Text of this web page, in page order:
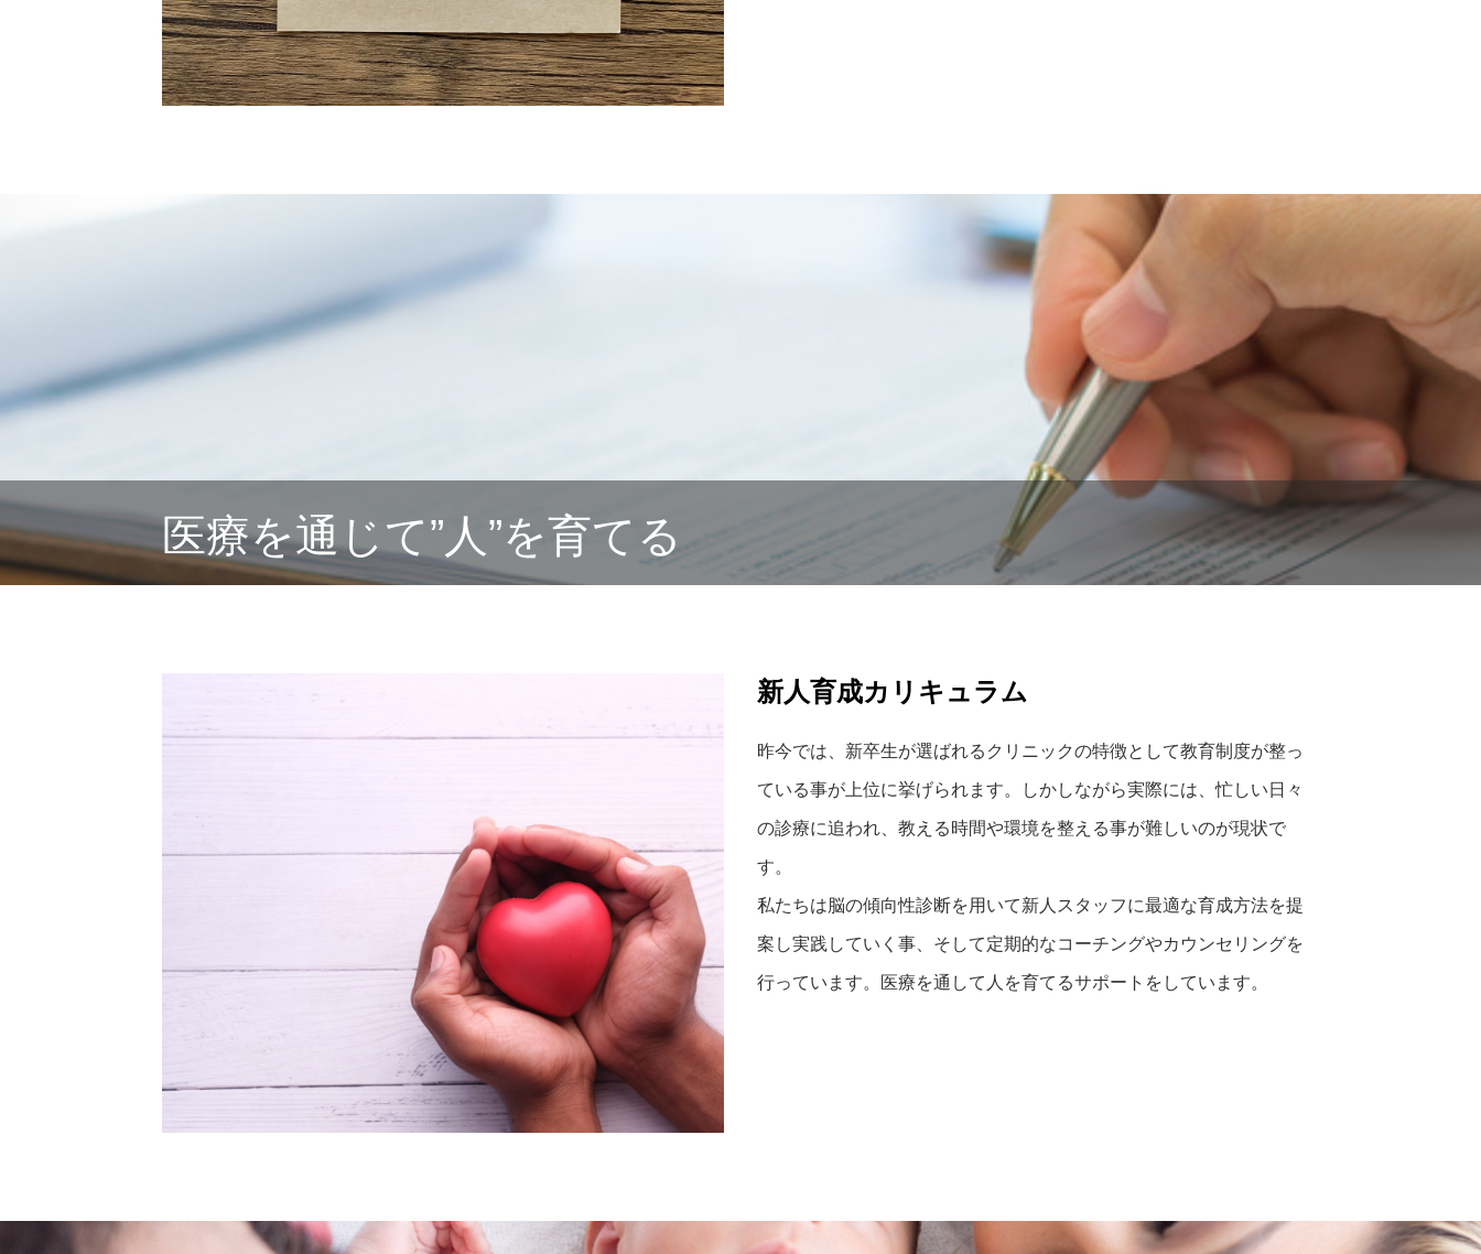
医療を通じて”人”を育てる
新人育成カリキュラム
昨今では、新卒生が選ばれるクリニックの特徴として教育制度が整っ
ている事が上位に挙げられます。しかしながら実際には、忙しい日々
の診療に追われ、教える時間や環境を整える事が難しいのが現状で
す。
私たちは脳の傾向性診断を用いて新人スタッフに最適な育成方法を提
案し実践していく事、そして定期的なコーチングやカウンセリングを
行っています。医療を通して人を育てるサポートをしています。